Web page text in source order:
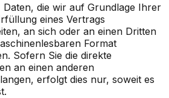
Daten, die wir auf Grundlage Ihrer
eines Vertrags
an sich oder an einen Dritten
Format
Sofern Sie die direkte
an einen anderen
erfolgt dies nur, soweit es